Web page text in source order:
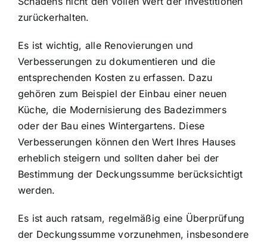
zurückerhalten.
Es ist wichtig, alle Renovierungen und
Verbesserungen zu dokumentieren und die
entsprechenden Kosten zu erfassen. Dazu
gehören zum Beispiel der Einbau einer neuen
Küche, die Modernisierung des Badezimmers
oder der Bau eines Wintergartens. Diese
Verbesserungen können den Wert Ihres Hauses
erheblich steigern und sollten daher bei der
Bestimmung der Deckungssumme berücksichtigt
werden.
Es ist auch ratsam, regelmäßig eine Überprüfung
der Deckungssumme vorzunehmen, insbesondere